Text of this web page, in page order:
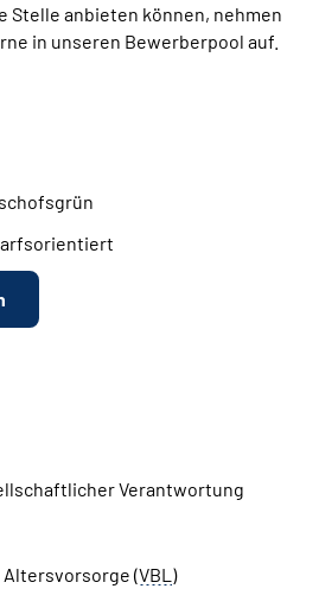
Stelle anbieten können, nehmen
in unseren Bewerberpool auf.
Verantwortung
(VBL )